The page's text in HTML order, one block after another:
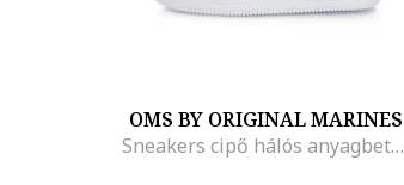
OMS BY ORIGINAL MARINES
Sneakers cipő hálós anyagbetétekkel